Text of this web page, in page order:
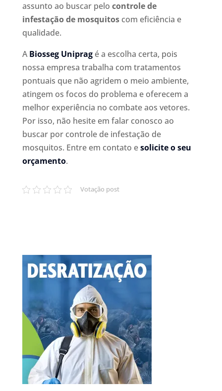
assunto ao buscar pelo controle de
infestação de mosquitoscom eficiência e
qualidade.
ABiosseg Unipragé a escolha certa, pois
nossa empresa trabalha com tratamentos
pontuais que não agridem o meio ambiente,
atingem os focos do problema e oferecem a
melhor experiência no combate aos vetores.
Por isso, não hesite em falar conosco ao
buscar por controle de infestação de
mosquitos. Entre em contato esolicite o seu
orçamento.
Votação post